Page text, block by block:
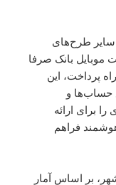
سایر طرح‌های
موبایل بانک صرفا
پرداخت، این
حساب‌ها و
برای ارائه
فراهم
بر اساس آمار